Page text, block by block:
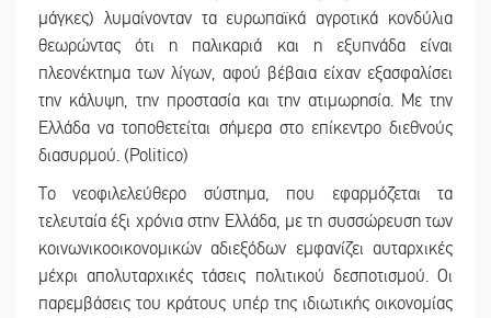
μάγκες) λυμαίνονταν τα ευρωπαϊκά αγροτικά κονδύλια
θεωρώντας ότι η παλικαριά και η εξυπνάδα είναι
πλεονέκτημα των λίγων, αφού βέβαια είχαν εξασφαλίσει
την κάλυψη, την προστασία και την ατιμωρησία. Με την
Ελλάδα να τοποθετείται σήμερα στο επίκεντρο διεθνούς
διασυρμού. (Politico)
Το νεοφιλελεύθερο σύστημα, που εφαρμόζεται τα
τελευταία έξι χρόνια στην Ελλάδα, με τη συσσώρευση των
κοινωνικοοικονομικών αδιεξόδων εμφανίζει αυταρχικές
μέχρι απολυταρχικές τάσεις πολιτικού δεσποτισμού. Οι
παρεμβάσεις του κράτους υπέρ της ιδιωτικής οικονομίας